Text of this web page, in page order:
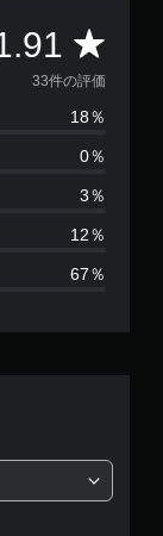
評
価
数
は
3
価
33件の評価
18％
0％
3％
12％
67％